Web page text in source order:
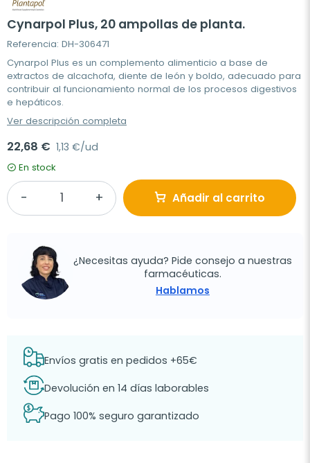
Cynarpol Plus, 20 ampollas de planta.
Referencia: DH-306471
Cynarpol Plus es un complemento alimenticio a base de
extractos de alcachofa, diente de león y boldo, adecuado para
contribuir al funcionamiento normal de los procesos digestivos
e hepáticos.
Ver descripción completa
22,68 € 1,13 €/ud
En stock
Añadir al carrito
¿Necesitas ayuda? Pide consejo a nuestras
farmacéuticas.
Hablamos
Envíos gratis en pedidos +65€
Devolución en 14 días laborables
Pago 100% seguro garantizado